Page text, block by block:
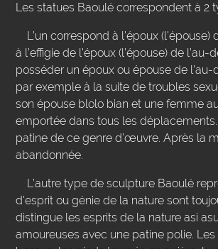
Les statues Baoulé correspondent à 2
L’un correspond à l’époux
à l’effigie de l’époux (l’épouse) de
posséder un époux ou épouse de l’au-
par exemple à la suite de troubles
son épouse blolo bian et une femme
emportée dans tous les déplacements.
patine de ce genre d’œuvre. Après la
abandonnée.
L’autre type de sculpture Baoulé
d'esprit ou génie de la nature sont
distingue les esprits de la nature asi
amoureuses avec une patine polie.